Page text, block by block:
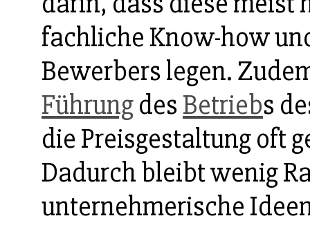
fachliche Know-how
Bewerbers legen.
FührungdesBetriebs
die Preisgestaltung oft
Dadurch bleibt wenig
unternehmerische